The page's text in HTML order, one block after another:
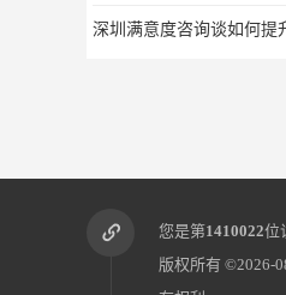
您是第1410022位
版权所有 ©2026-